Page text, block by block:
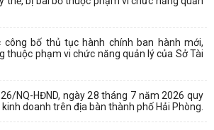
công bố thủ tục hành chính ban hành mới,
thuộc phạm vi chức năng quản lý của Sở Tài
NQ-HĐND, ngày 28 tháng 7 năm 2026 quy
doanh trên địa bàn thành phố Hải Phòng.